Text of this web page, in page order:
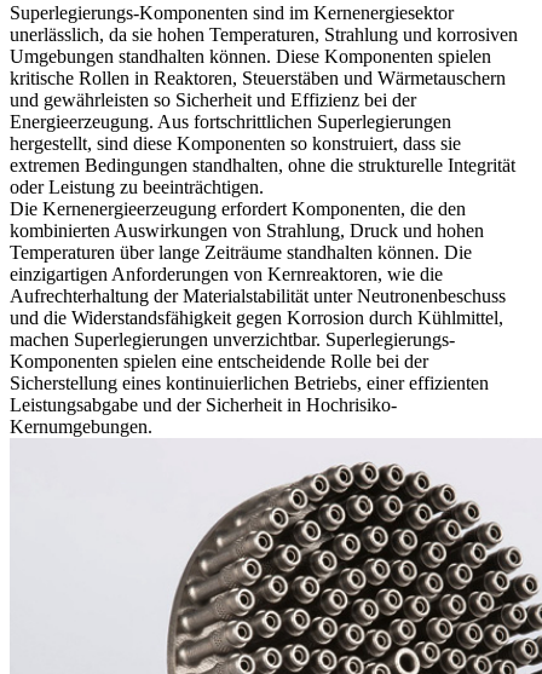
Superlegierungs-Komponenten sind im Kernenergiesektor
unerlässlich, da sie hohen Temperaturen, Strahlung und korrosiven
Umgebungen standhalten können. Diese Komponenten spielen
kritische Rollen in Reaktoren, Steuerstäben und Wärmetauschern
und gewährleisten so Sicherheit und Effizienz bei der
Energieerzeugung. Aus fortschrittlichen Superlegierungen
hergestellt, sind diese Komponenten so konstruiert, dass sie
extremen Bedingungen standhalten, ohne die strukturelle Integrität
oder Leistung zu beeinträchtigen.
Die Kernenergieerzeugung erfordert Komponenten, die den
kombinierten Auswirkungen von Strahlung, Druck und hohen
Temperaturen über lange Zeiträume standhalten können. Die
einzigartigen Anforderungen von Kernreaktoren, wie die
Aufrechterhaltung der Materialstabilität unterNeutronenbeschuss
und die Widerstandsfähigkeit gegen Korrosion durch Kühlmittel,
machen Superlegierungen unverzichtbar. Superlegierungs-
Komponenten spielen eine entscheidende Rolle bei der
Sicherstellung eines kontinuierlichen Betriebs, einer effizienten
Leistungsabgabe und der Sicherheit in Hochrisiko-
Kernumgebungen.